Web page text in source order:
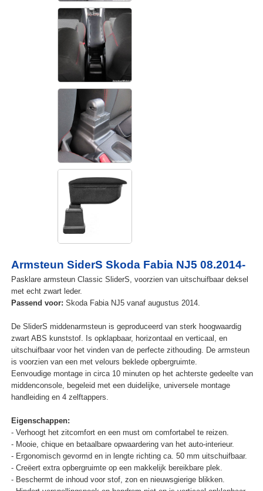
Armsteun SiderS Skoda Fabia NJ5 08.2014-
Pasklare armsteun Classic SliderS, voorzien van uitschuifbaar deksel
met echt zwart leder.
Passend voor: Skoda Fabia NJ5 vanaf augustus 2014.
De SliderS middenarmsteun is geproduceerd van sterk hoogwaardig
zwart ABS kunststof. Is opklapbaar, horizontaal en verticaal, en
uitschuifbaar voor het vinden van de perfecte zithouding. De armsteun
is voorzien van een met velours beklede opbergruimte.
Eenvoudige montage in circa 10 minuten op het achterste gedeelte van
middenconsole, begeleid met een duidelijke, universele montage
handleiding en 4 zelftappers.
Eigenschappen:
- Verhoogt het zitcomfort en een must om comfortabel te reizen.
- Mooie, chique en betaalbare opwaardering van het auto-interieur.
- Ergonomisch gevormd en in lengte richting ca. 50 mm uitschuifbaar.
- Creëert extra opbergruimte op een makkelijk bereikbare plek.
- Beschermt de inhoud voor stof, zon en nieuwsgierige blikken.